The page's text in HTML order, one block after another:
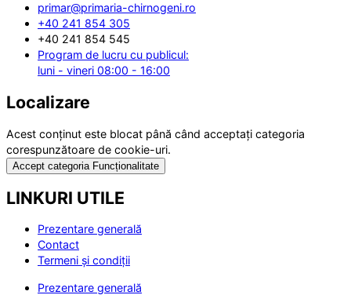
primar@primaria-chirnogeni.ro
+40 241 854 305
+40 241 854 545
Program de lucru cu publicul:
luni - vineri 08:00 - 16:00
Localizare
Acest conținut este blocat până când acceptați categoria
corespunzătoare de cookie-uri.
Accept categoria Funcționalitate
LINKURI UTILE
Prezentare generală
Contact
Termeni și condiții
Prezentare generală